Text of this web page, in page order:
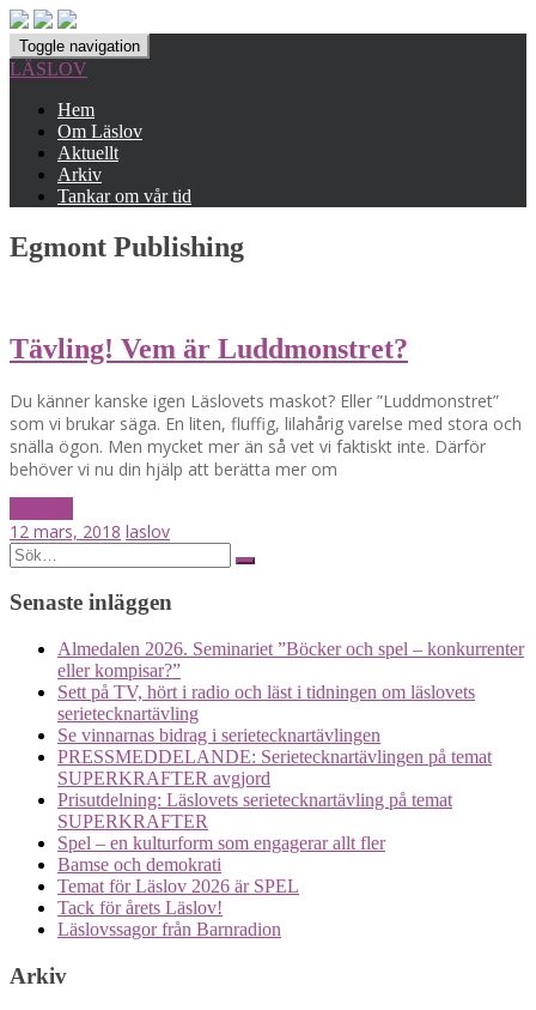
Toggle navigation
LÄSLOV
Hem
Om Läslov
Aktuellt
Arkiv
Tankar om vår tid
Egmont Publishing
Tävling! Vem är Luddmonstret?
Du känner kanske igen Läslovets maskot? Eller ”Luddmonstret”
som vi brukar säga. En liten, fluffig, lilahårig varelse med stora och
snälla ögon. Men mycket mer än så vet vi faktiskt inte. Därför
behöver vi nu din hjälp att berätta mer om
12 mars, 2018 laslov
Posts
Search
for:
Senaste inläggen
Almedalen 2026. Seminariet ”Böcker och spel – konkurrenter
eller kompisar?”
Sett på TV, hört i radio och läst i tidningen om läslovets
serietecknartävling
Se vinnarnas bidrag i serietecknartävlingen
PRESSMEDDELANDE: Serietecknartävlingen på temat
SUPERKRAFTER avgjord
Prisutdelning: Läslovets serietecknartävling på temat
SUPERKRAFTER
Spel – en kulturform som engagerar allt fler
Bamse och demokrati
Temat för Läslov 2026 är SPEL
Tack för årets Läslov!
Läslovssagor från Barnradion
Arkiv